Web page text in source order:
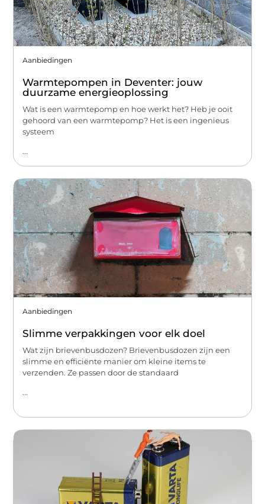
Aanbiedingen
Warmtepompen in Deventer: jouw
duurzame energieoplossing
Wat is een warmtepomp en hoe werkt het? Heb je ooit
gehoord van een warmtepomp? Het is een ingenieus
systeem
...
Aanbiedingen
Slimme verpakkingen voor elk doel
Wat zijn brievenbusdozen? Brievenbusdozen zijn een
slimme en efficiënte manier om kleine items te
verzenden. Ze passen door de standaard
...